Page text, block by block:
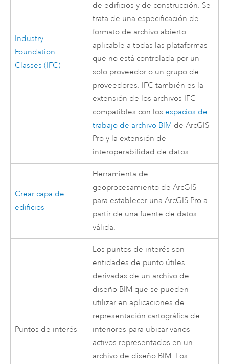
Industry
Foundation
Classes (IFC)
de edificios y de construcción. Se
trata de una especificación de
formato de archivo abierto
aplicable a todas las plataformas
que no está controlada por un
solo proveedor o un grupo de
proveedores. IFC también es la
extensión de los archivos IFC
compatibles con los espacios de
trabajo de archivo BIM deArcGIS
Pro y la extensión de
interoperabilidad de datos.
Crear capa de
edificios
Herramienta de
geoprocesamiento de ArcGIS
para establecer unaArcGIS Pro a
partir de una fuente de datos
válida.
Puntos de interés
Los puntos de interés son
entidades de punto útiles
derivadas de un archivo de
diseño BIM que se pueden
utilizar en aplicaciones de
representación cartográfica de
interiores para ubicar varios
activos representados en un
archivo de diseño BIM. Los